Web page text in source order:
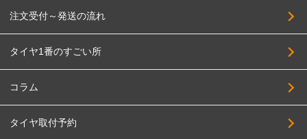
注文受付～発送の流れ
タイヤ1番のすごい所
コラム
タイヤ取付予約